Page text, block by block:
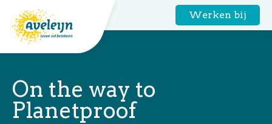
Werken bij
On the way to
Planetproof